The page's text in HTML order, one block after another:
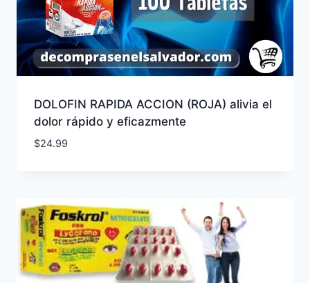
DOLOFIN RAPIDA ACCION (ROJA) alivia el
dolor rápido y eficazmente
$24.99